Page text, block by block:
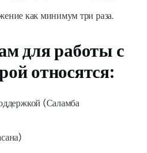
как минимум три раза.
для работы с
относятся:
(Саламба